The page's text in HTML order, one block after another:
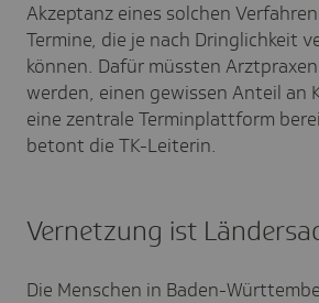
Akzeptanz eines solchen
Termine, die je nach Dringlichkeit
können. Dafür müssten
werden, einen gewissen Anteil an
eine zentrale Terminplattform
betont die TK-Leiterin.
Vernetzung ist
Die Menschen in Baden-